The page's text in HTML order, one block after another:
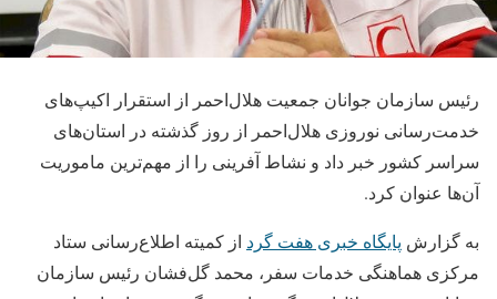
رئیس سازمان جوانان جمعیت هلال‌احمر از استقرار اکیپ‌های
خدمت‌رسانی نوروزی هلال‌احمر از روز گذشته در استان‌های
سراسر کشور خبر داد و نشاط آفرینی را از مهم‌ترین ماموریت‌
آن‌ها عنوان کرد.
به گزارش پایگاه خبری هفت گرد از کمیته اطلاع‌رسانی ستاد
مرکزی هماهنگی خدمات سفر، محمد گل‌فشان رئیس سازمان